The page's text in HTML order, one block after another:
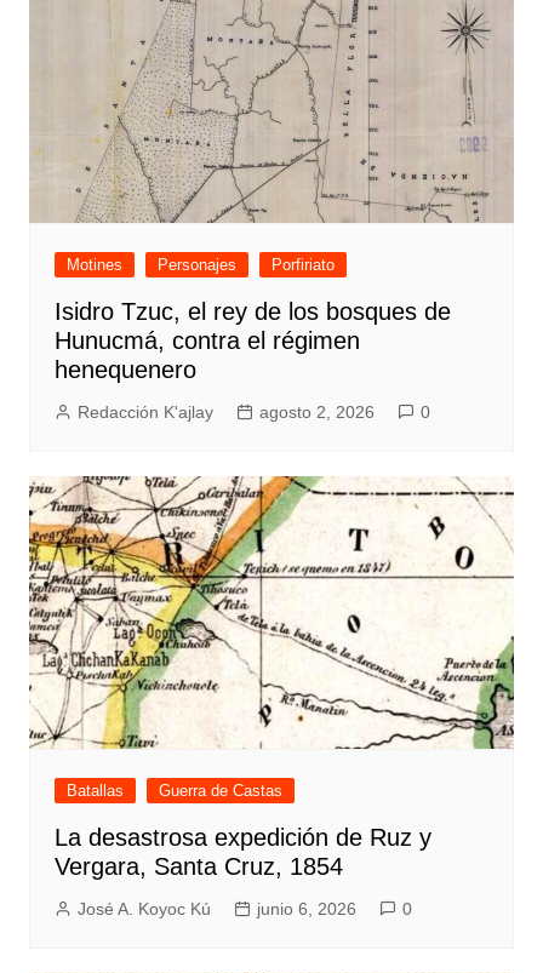
Motines Personajes Porfiriato
Isidro Tzuc, el rey de los bosques de
Hunucmá, contra el régimen
henequenero
Redacción K'ajlay agosto 2, 2026 0
Batallas Guerra de Castas
La desastrosa expedición de Ruz y
Vergara, Santa Cruz, 1854
José A. Koyoc Kú junio 6, 2026 0